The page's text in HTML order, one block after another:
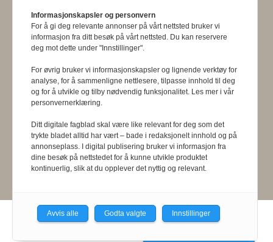
skal gjennom en saklig og fri
informasjons- og opinionsformidling
seg i samsvar med samfunnets og
befolkningens behov. Tidsskriftet skal
belyse fysioterapifaglige
organisasjons-, utdannings- og helse-
og sosialpolitiske forhold.
Informasjonskapsler og personvern
For å gi deg relevante annonser på vårt nettsted bruker vi
informasjon fra ditt besøk på vårt nettsted. Du kan reservere
deg mot dette under "Innstillinger".
For øvrig bruker vi informasjonskapsler og lignende verktøy for
analyse, for å sammenligne nettlesere, tilpasse innhold til deg
og for å utvikle og tilby nødvendig funksjonalitet. Les mer i vår
personvernerklæring.
Ditt digitale fagblad skal være like relevant for deg som det
trykte bladet alltid har vært – bade i redaksjonelt innhold og på
annonseplass. I digital publisering bruker vi informasjon fra
dine besøk på nettstedet for å kunne utvikle produktet
kontinuerlig, slik at du opplever det nyttig og relevant.
Avvis alle Godta valgte Innstillinger